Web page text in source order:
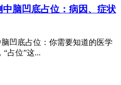
脑凹底占位：病因、症状
凹底占位：你需要知道的医学
占位”这...